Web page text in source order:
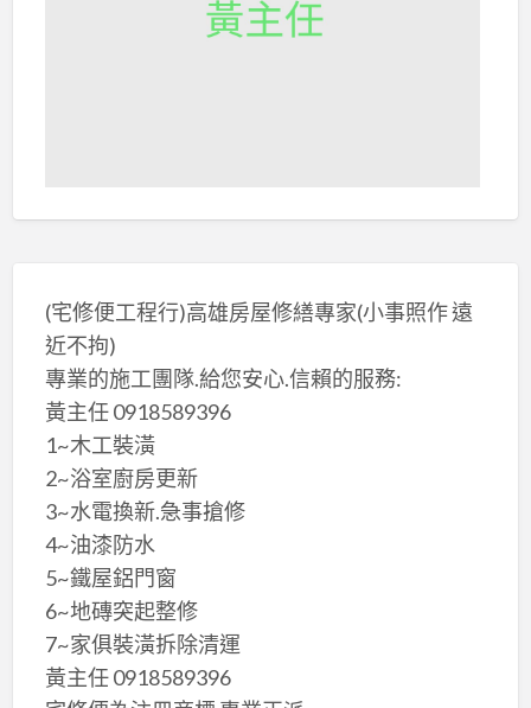
(宅修便工程行)高雄房屋修繕專家(小事照作 遠
近不拘)
專業的施工團隊.給您安心.信賴的服務:
黃主任 0918589396
1~木工裝潢
2~浴室廚房更新
3~水電換新.急事搶修
4~油漆防水
5~鐵屋鋁門窗
6~地磚突起整修
7~家俱裝潢拆除清運
黃主任 0918589396